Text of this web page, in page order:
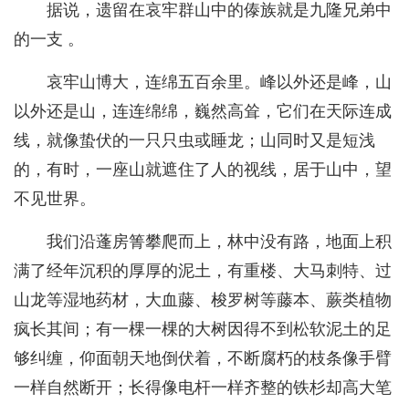
据说，遗留在哀牢群山中的傣族就是九隆兄弟中
的一支 。
哀牢山博大，连绵五百余里。峰以外还是峰，山
以外还是山，连连绵绵，巍然高耸，它们在天际连成
线，就像蛰伏的一只只虫或睡龙；山同时又是短浅
的，有时，一座山就遮住了人的视线，居于山中，望
不见世界。
我们沿蓬房箐攀爬而上，林中没有路，地面上积
满了经年沉积的厚厚的泥土，有重楼、大马刺特、过
山龙等湿地药材，大血藤、梭罗树等藤本、蕨类植物
疯长其间；有一棵一棵的大树因得不到松软泥土的足
够纠缠，仰面朝天地倒伏着，不断腐朽的枝条像手臂
一样自然断开；长得像电杆一样齐整的铁杉却高大笔